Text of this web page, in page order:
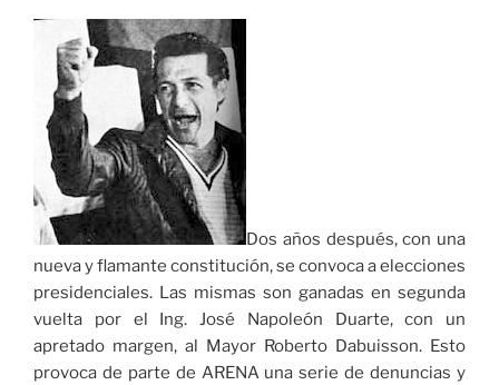
Dos años después, con una
nueva y flamante constitución, se convoca a elecciones
presidenciales. Las mismas son ganadas en segunda
vuelta por el Ing. José Napoleón Duarte, con un
apretado margen, al Mayor Roberto Dabuisson. Esto
provoca de parte de ARENA una serie de denuncias y